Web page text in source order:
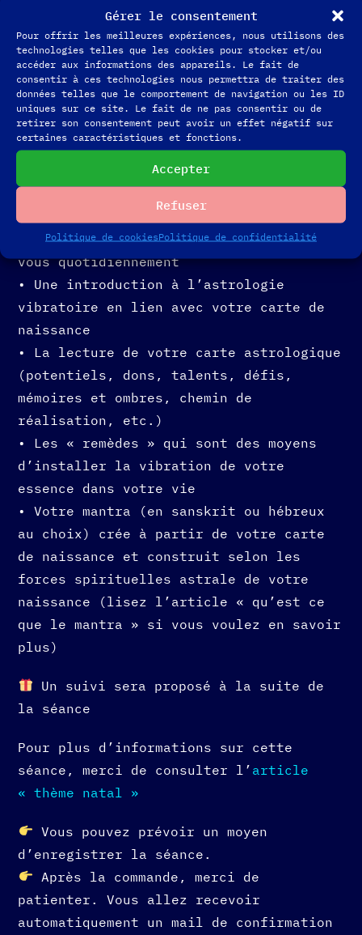
Gérer le consentement
Pour offrir les meilleures expériences, nous utilisons des
technologies telles que les cookies pour stocker et/ou
accéder aux informations des appareils. Le fait de
consentir à ces technologies nous permettra de traiter des
données telles que le comportement de navigation ou les ID
uniques sur ce site. Le fait de ne pas consentir ou de
retirer son consentement peut avoir un effet négatif sur
certaines caractéristiques et fonctions.
Accepter
Refuser
Politique de cookiesPolitique de confidentialité
De quelles types de relations j’ai
besoin (au-delà du mythe des
compatibilités amoureuses) ?
Comment faire circuler l’énergie
argent dans ma vie ?
Durant cette séance vous seront offerts
d’être que vous pourrez reproduire chez
vous quotidiennement
• Une introduction à l’astrologie
vibratoire en lien avec votre carte de
naissance
• La lecture de votre carte astrologique
(potentiels, dons, talents, défis,
mémoires et ombres, chemin de
réalisation, etc.)
• Les « remèdes » qui sont des moyens
d’installer la vibration de votre
essence dans votre vie
• Votre mantra (en sanskrit ou hébreux
au choix) crée à partir de votre carte
de naissance et construit selon les
forces spirituelles astrale de votre
naissance (lisez l’article « qu’est ce
que le mantra » si vous voulez en savoir
plus)
Un suivi sera proposé à la suite de
la séance
Pour plus d’informations sur cette
séance, merci de consulter l’ article
« thème natal »
Vous pouvez prévoir un moyen
d’enregistrer la séance.
Après la commande, merci de
patienter. Vous allez recevoir
automatiquement un mail de confirmation